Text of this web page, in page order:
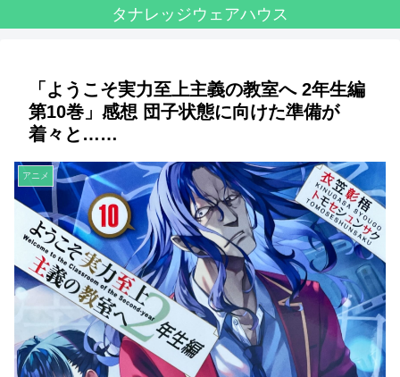
タナレッジウェアハウス
「ようこそ実力至上主義の教室へ 2年生編
第10巻」感想 団子状態に向けた準備が
着々と……
アニメ